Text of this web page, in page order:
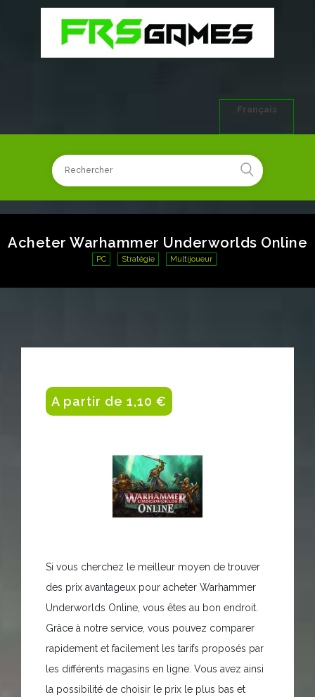
Français
Acheter Warhammer Underworlds Online
PC Stratégie Multijoueur
A partir de 1,10 €
Si vous cherchez le meilleur moyen de trouver
des prix avantageux pour acheter Warhammer
Underworlds Online, vous êtes au bon endroit.
Grâce à notre service, vous pouvez comparer
rapidement et facilement les tarifs proposés par
les différents magasins en ligne. Vous avez ainsi
la possibilité de choisir le prix le plus bas et